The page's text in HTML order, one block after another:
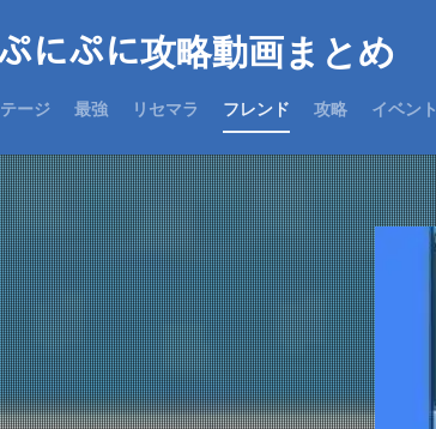
にぷに攻略動画まとめ
ージ 最強 リセマラ フレンド 攻略 イベント